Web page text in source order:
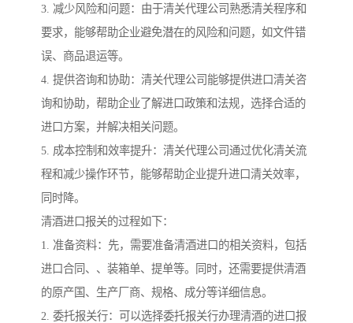
3. 减少风险和问题：由于清关代理公司熟悉清关程序和
要求，能够帮助企业避免潜在的风险和问题，如文件错
误、商品退运等。
4. 提供咨询和协助：清关代理公司能够提供进口清关咨
询和协助，帮助企业了解进口政策和法规，选择合适的
进口方案，并解决相关问题。
5. 成本控制和效率提升：清关代理公司通过优化清关流
程和减少操作环节，能够帮助企业提升进口清关效率，
同时降。
清酒进口报关的过程如下：
1. 准备资料：先，需要准备清酒进口的相关资料，包括
进口合同、、装箱单、提单等。同时，还需要提供清酒
的原产国、生产厂商、规格、成分等详细信息。
2. 委托报关行：可以选择委托报关行办理清酒的进口报